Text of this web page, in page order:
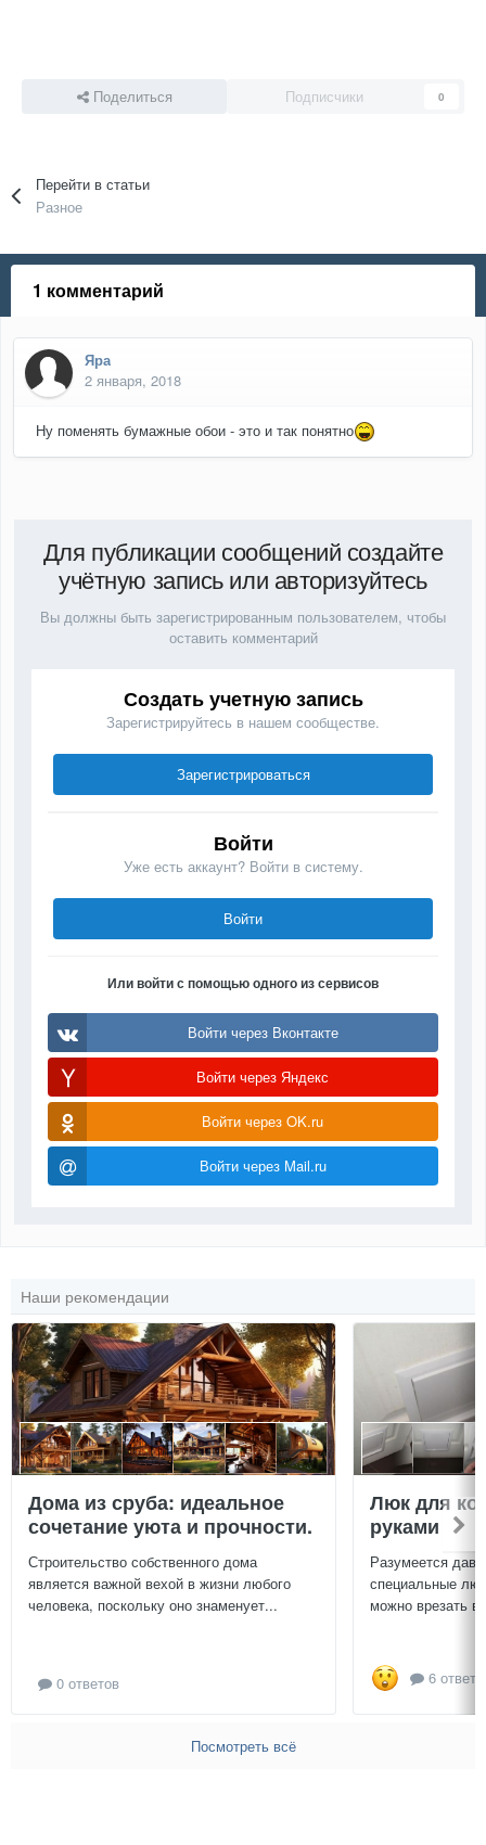
Поделиться Подписчики 0
Перейти в статьи
Разное
1 комментарий
Яра
2 января, 2018
Ну поменять бумажные обои - это и так понятно
Для публикации сообщений создайте
учётную запись или авторизуйтесь
Вы должны быть зарегистрированным пользователем, чтобы
оставить комментарий
Создать учетную запись
Зарегистрируйтесь в нашем сообществе.
Зарегистрироваться
Войти
Уже есть аккаунт? Войти в систему.
Войти
Или войти с помощью одного из сервисов
Войти через Вконтакте
Войти через Яндекс
Войти через OK.ru
Войти через Mail.ru
Наши рекомендации
Дома из сруба: идеальное
сочетание уюта и прочности.
Строительство собственного дома
является важной вехой в жизни любого
человека, поскольку оно знаменует...
0 ответов
Люк для
руками
Разумеется
специальные
можно врезать
6
Посмотреть всё